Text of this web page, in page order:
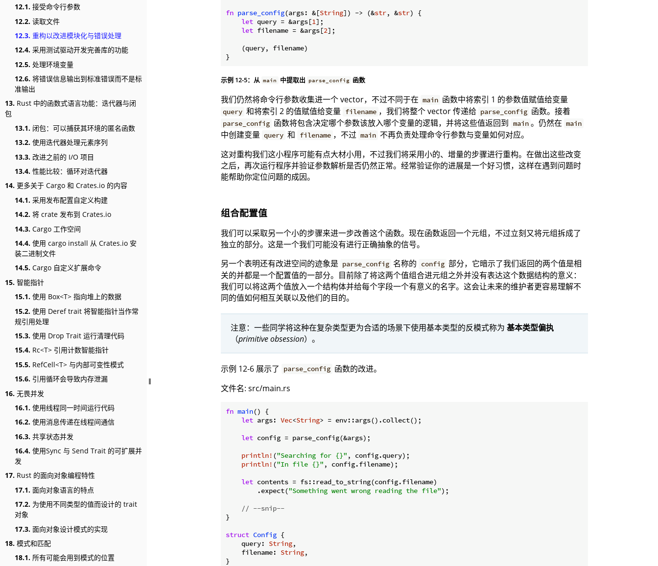
12.1. 接受命令行参数
12.2. 读取文件
12.3. 重构以改进模块化与错误处理
12.4. 采用测试驱动开发完善库的功能
12.5. 处理环境变量
12.6. 将错误信息输出到标准错误而不是标
准输出
13. Rust 中的函数式语言功能：迭代器与闭
包
13.1. 闭包：可以捕获其环境的匿名函数
13.2. 使用迭代器处理元素序列
13.3. 改进之前的 I/O 项目
13.4. 性能比较：循环对迭代器
14. 更多关于 Cargo 和 Crates.io 的内容
14.1. 采用发布配置自定义构建
14.2. 将 crate 发布到 Crates.io
14.3. Cargo 工作空间
14.4. 使用 cargo install 从 Crates.io 安
装二进制文件
14.5. Cargo 自定义扩展命令
15. 智能指针
15.1. 使用 Box<T> 指向堆上的数据
15.2. 使用 Deref trait 将智能指针当作常
规引用处理
15.3. 使用 Drop Trait 运行清理代码
15.4. Rc<T> 引用计数智能指针
15.5. RefCell<T> 与内部可变性模式
15.6. 引用循环会导致内存泄漏
16. 无畏并发
16.1. 使用线程同一时间运行代码
16.2. 使用消息传递在线程间通信
16.3. 共享状态并发
16.4. 使用Sync 与 Send Trait 的可扩展并
发
17. Rust 的面向对象编程特性
17.1. 面向对象语言的特点
17.2. 为使用不同类型的值而设计的 trait
对象
17.3. 面向对象设计模式的实现
18. 模式和匹配
18.1. 所有可能会用到模式的位置
fn parse_config(args: &[String]) -> (&str, &str) {
let query = &args[1];
let filename = &args[2];
    (query, filename)
}
示例 12-5：从 main 中提取出 parse_config 函数
我们仍然将命令行参数收集进一个 vector，不过不同于在 main 函数中将索引 1 的参数值赋值给变量
query 和将索引 2 的值赋值给变量 filename ，我们将整个 vector 传递给 parse_config 函数。接着
parse_config 函数将包含决定哪个参数该放入哪个变量的逻辑，并将这些值返回到 main 。仍然在 main
中创建变量 query 和 filename ，不过 main 不再负责处理命令行参数与变量如何对应。
这对重构我们这小程序可能有点大材小用，不过我们将采用小的、增量的步骤进行重构。在做出这些改变
之后，再次运行程序并验证参数解析是否仍然正常。经常验证你的进展是一个好习惯，这样在遇到问题时
能帮助你定位问题的成因。
组合配置值
我们可以采取另一个小的步骤来进一步改善这个函数。现在函数返回一个元组，不过立刻又将元组拆成了
独立的部分。这是一个我们可能没有进行正确抽象的信号。
另一个表明还有改进空间的迹象是 parse_config 名称的 config 部分，它暗示了我们返回的两个值是相
关的并都是一个配置值的一部分。目前除了将这两个值组合进元组之外并没有表达这个数据结构的意义：
我们可以将这两个值放入一个结构体并给每个字段一个有意义的名字。这会让未来的维护者更容易理解不
同的值如何相互关联以及他们的目的。
注意：一些同学将这种在复杂类型更为合适的场景下使用基本类型的反模式称为 基本类型偏执
（primitive obsession）。
示例 12-6 展示了 parse_config 函数的改进。
文件名: src/main.rs
fn main() {
let args: Vec<String> = env::args().collect();
let config = parse_config(&args);
println! ("Searching for {}" , config.query);
println! ("In file {}" , config.filename);
let contents = fs::read_to_string(config.filename)
        .expect(
"Something went wrong reading the file");
// --snip--
}
struct Config {
    query:
String,
    filename:
String,
}